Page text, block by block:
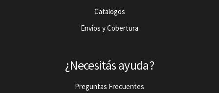
Catalogos
Envíos y Cobertura
¿Necesitás ayuda?
Preguntas Frecuentes